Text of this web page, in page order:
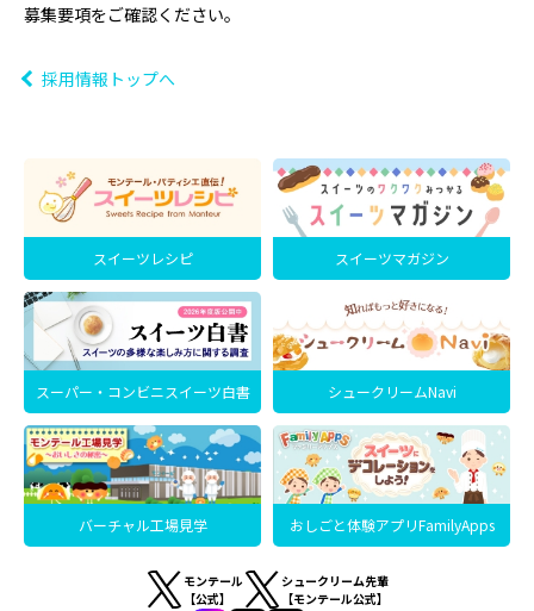
募集要項をご確認ください。
採用情報トップへ
スイーツレシピ スイーツマガジン
スーパー・コンビニスイーツ白書 シュークリームNavi
バーチャル工場見学 おしごと体験アプリFamilyApps
モンテール
【公式】
シュークリーム先輩
【モンテール公式】